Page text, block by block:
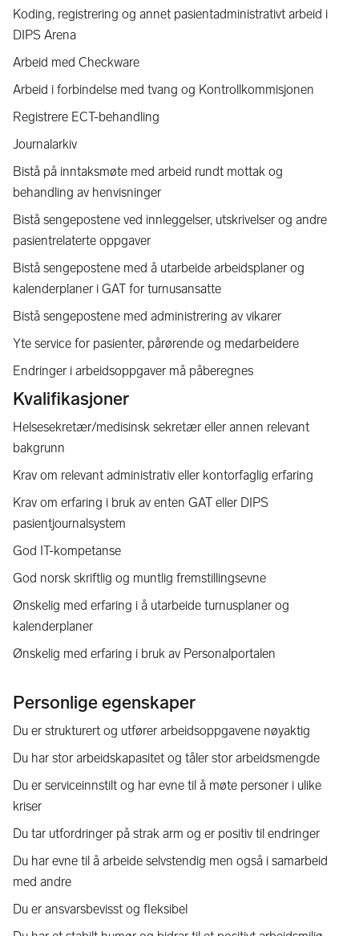
Koding, registrering og annet pasientadministrativt arbeid i
DIPS Arena
Arbeid med Checkware
Arbeid i forbindelse med tvang og Kontrollkommisjonen
Registrere ECT-behandling
Journalarkiv
Bistå på inntaksmøte med arbeid rundt mottak og
behandling av henvisninger
Bistå sengepostene ved innleggelser, utskrivelser og andre
pasientrelaterte oppgaver
Bistå sengepostene med å utarbeide arbeidsplaner og
kalenderplaner i GAT for turnusansatte
Bistå sengepostene med administrering av vikarer
Yte service for pasienter, pårørende og medarbeidere
Endringer i arbeidsoppgaver må påberegnes
Kvalifikasjoner
Helsesekretær/medisinsk sekretær eller annen relevant
bakgrunn
Krav om relevant administrativ eller kontorfaglig erfaring
Krav om erfaring i bruk av enten GAT eller DIPS
pasientjournalsystem
God IT-kompetanse
God norsk skriftlig og muntlig fremstillingsevne
Ønskelig med erfaring i å utarbeide turnusplaner og
kalenderplaner
Ønskelig med erfaring i bruk av Personalportalen
Personlige egenskaper
Du er strukturert og utfører arbeidsoppgavene nøyaktig
Du har stor arbeidskapasitet og tåler stor arbeidsmengde
Du er serviceinnstilt og har evne til å møte personer i ulike
kriser
Du tar utfordringer på strak arm og er positiv til endringer
Du har evne til å arbeide selvstendig men også i samarbeid
med andre
Du er ansvarsbevisst og fleksibel